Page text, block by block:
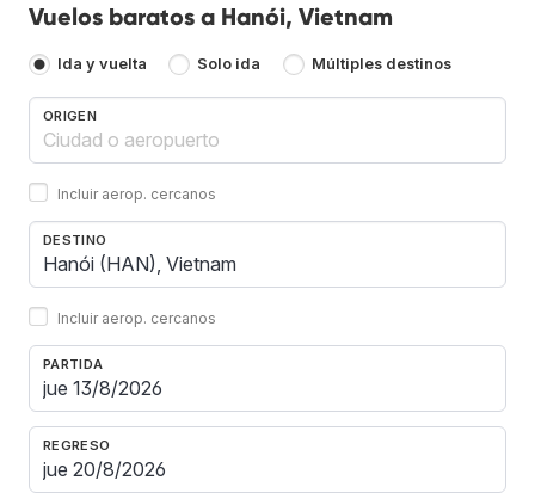
Vuelos baratos a Hanói, Vietnam
Ida y vuelta Solo ida Múltiples destinos
ORIGEN
Incluir aerop. cercanos
DESTINO
Incluir aerop. cercanos
PARTIDA
REGRESO